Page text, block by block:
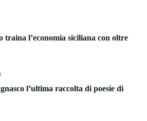
traina l’economia siciliana con oltre
l’ultima raccolta di poesie di